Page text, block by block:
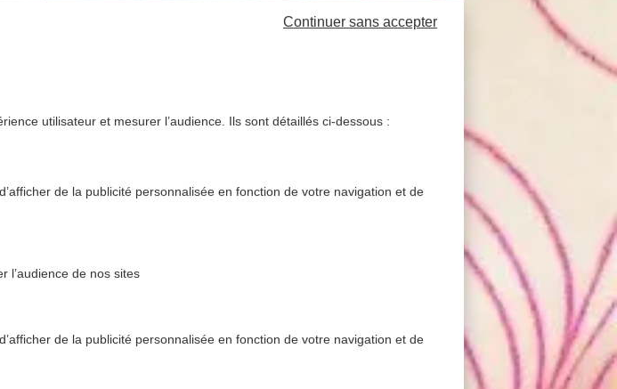
utilisateur et mesurer l’audience. Ils sont détaillés ci-dessous :
de la publicité personnalisée en fonction de votre navigation et de
l’audience de nos sites
de la publicité personnalisée en fonction de votre navigation et de
Continuer sans accepter